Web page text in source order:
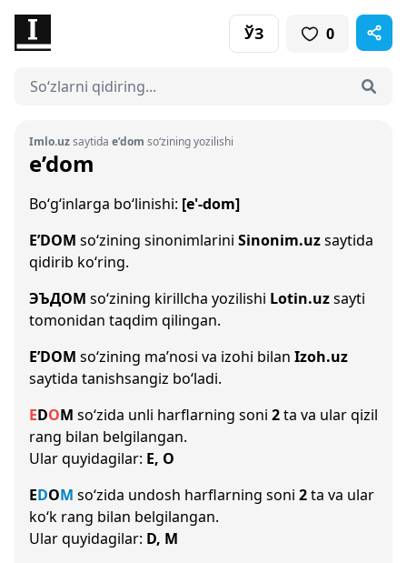
ЎЗ 0
Imlo.uzsaytida e’dom so‘zining yozilishi
e’dom
Bo‘g‘inlarga bo‘linishi: [e'-dom]
E’DOM so‘zining sinonimlarini Sinonim.uzsaytida
qidirib ko‘ring.
ЭЪДОМ so‘zining kirillcha yozilishi Lotin.uzsayti
tomonidan taqdim qilingan.
E’DOM so‘zining ma’nosi va izohi bilan Izoh.uz
saytida tanishsangiz bo‘ladi.
EDOM so‘zida unli harflarning soni 2ta va ular qizil
rang bilan belgilangan.
Ular quyidagilar: E, O
EDOM so‘zida undosh harflarning soni 2ta va ular
ko‘k rang bilan belgilangan.
Ular quyidagilar: D, M